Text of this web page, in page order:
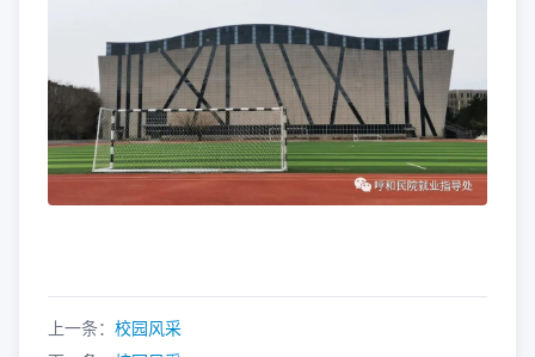
上一条： 校园风采